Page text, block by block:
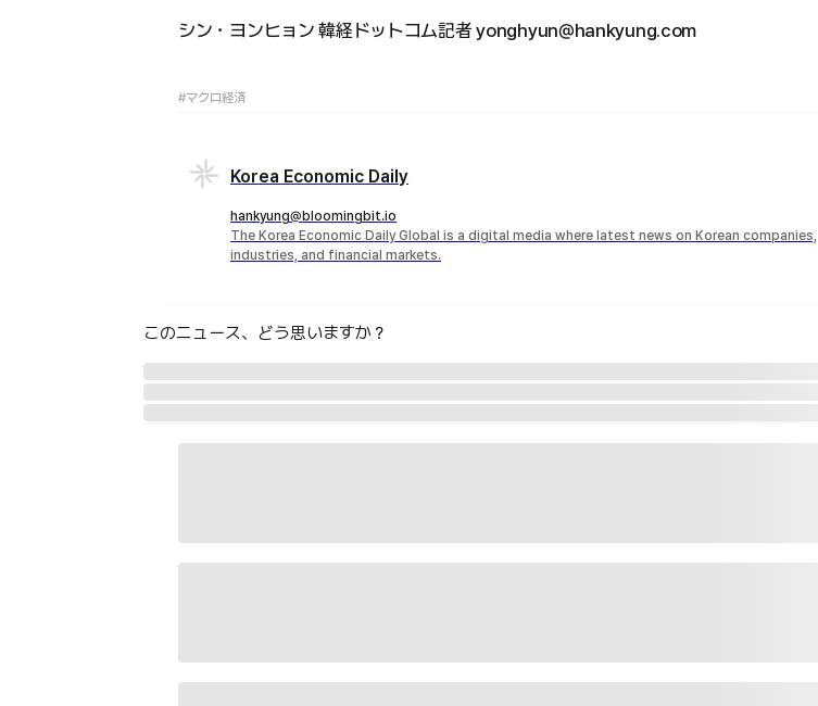
シン・ヨンヒョン 韓経ドットコム記者 yonghyun@hankyung.com
#マクロ経済
Korea Economic Daily
hankyung@bloomingbit.io
The Korea Economic Daily Global is a digital media where latest news on Korean companies,
industries, and financial markets.
このニュース、どう思いますか？